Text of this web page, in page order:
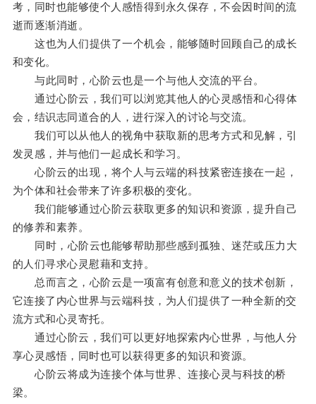
考，同时也能够使个人感悟得到永久保存，不会因时间的流
逝而逐渐消逝。
这也为人们提供了一个机会，能够随时回顾自己的成长
和变化。
与此同时，心阶云也是一个与他人交流的平台。
通过心阶云，我们可以浏览其他人的心灵感悟和心得体
会，结识志同道合的人，进行深入的讨论与交流。
我们可以从他人的视角中获取新的思考方式和见解，引
发灵感，并与他们一起成长和学习。
心阶云的出现，将个人与云端的科技紧密连接在一起，
为个体和社会带来了许多积极的变化。
我们能够通过心阶云获取更多的知识和资源，提升自己
的修养和素养。
同时，心阶云也能够帮助那些感到孤独、迷茫或压力大
的人们寻求心灵慰藉和支持。
总而言之，心阶云是一项富有创意和意义的技术创新，
它连接了内心世界与云端科技，为人们提供了一种全新的交
流方式和心灵寄托。
通过心阶云，我们可以更好地探索内心世界，与他人分
享心灵感悟，同时也可以获得更多的知识和资源。
心阶云将成为连接个体与世界、连接心灵与科技的桥
梁。